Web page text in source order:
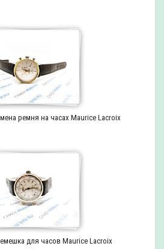
ремня на часах Maurice Lacroix
для часов Maurice Lacroix